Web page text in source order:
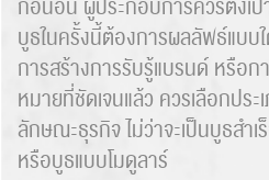
ก่อนอื่น ผู้ประกอบการควรตั้งเ
บูธในครั้งนี้ต้องการผลลัพธ์แบบ
การสร้างการรับรู้แบรนด์ หรือก
หมายที่ชัดเจนแล้ว ควรเลือกปร
ลักษณะธุรกิจ ไม่ว่าจะเป็นบูธสำ
หรือบูธแบบโมดูลาร์